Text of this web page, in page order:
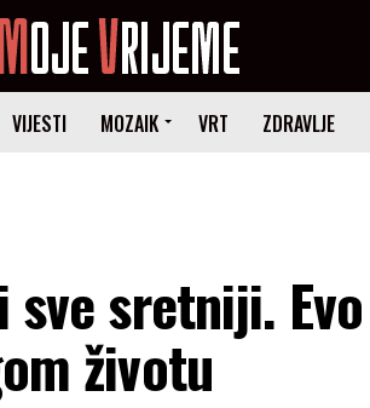
VIJESTI MOZAIK VRT ZDRAVLJE
sretniji. Evo
životu